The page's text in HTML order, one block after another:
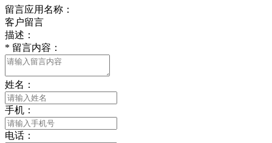
留言应用名称：
客户留言
描述：
* 留言内容：
姓名：
手机：
电话：